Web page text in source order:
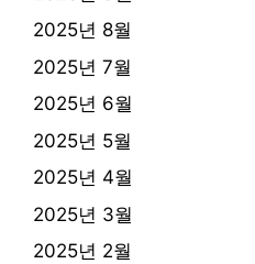
2025년 8월
2025년 7월
2025년 6월
2025년 5월
2025년 4월
2025년 3월
2025년 2월